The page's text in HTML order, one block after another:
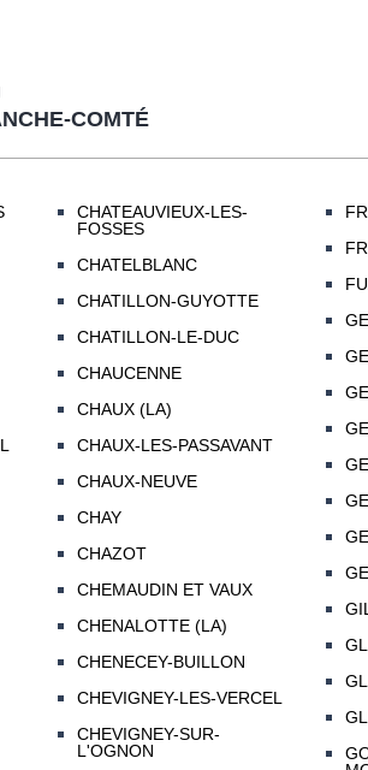
COMTÉ
CHATEAUVIEUX-LES-
FOSSES
CHATELBLANC
CHATILLON-GUYOTTE
CHATILLON-LE-DUC
CHAUCENNE
CHAUX (LA)
CHAUX-LES-PASSAVANT
CHAUX-NEUVE
CHAY
CHAZOT
CHEMAUDIN ET VAUX
CHENALOTTE (LA)
CHENECEY-BUILLON
CHEVIGNEY-LES-VERCEL
CHEVIGNEY-SUR-
L'OGNON